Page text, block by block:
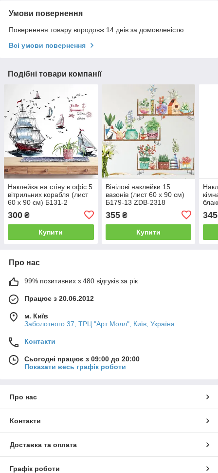
Умови повернення
Повернення товару впродовж 14 днів за домовленістю
Всі умови повернення
Подібні товари компанії
Наклейка на стіну в офіс 5
вітрильних корабля (лист
60 х 90 см) Б131-2
300 ₴
Купити
Вінілові наклейки 15
вазонів (лист 60 х 90 см)
Б179-13 ZDB-2318
355₴
Купити
345
Про нас
99% позитивних з 480 відгуків за рік
Працює з 20.06.2012
м. Київ
Заболотного 37, ТРЦ "Арт Молл", Київ, Україна
Контакти
Сьогодні працює з 09:00 до 20:00
Показати весь графік роботи
Про нас
Контакти
Доставка та оплата
Графік роботи